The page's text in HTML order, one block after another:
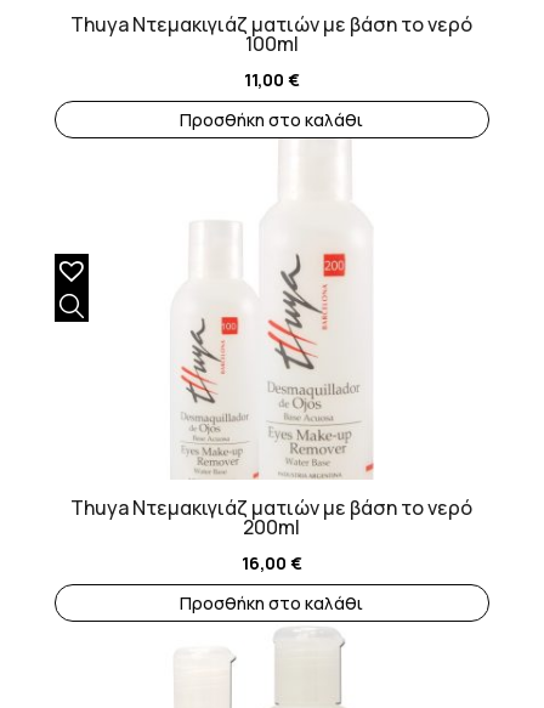
Thuya Ντεμακιγιάζ ματιών με βάση το νερό
100ml
11,00 €
Προσθήκη στο καλάθι
Thuya Ντεμακιγιάζ ματιών με βάση το νερό
200ml
16,00 €
Προσθήκη στο καλάθι